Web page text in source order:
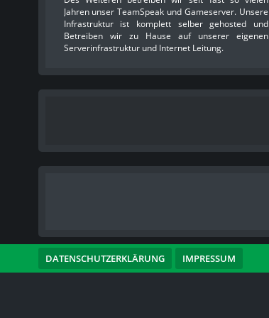
Jahren unser TeamSpeak und Gameserver. Unsere
Infrastruktur ist komplett selber gehosted und
Betreiben wir zu Hause auf unserer eigenen
Serverinfrastruktur und Internet Leitung.
DATENSCHUTZERKLÄRUNG IMPRESSUM